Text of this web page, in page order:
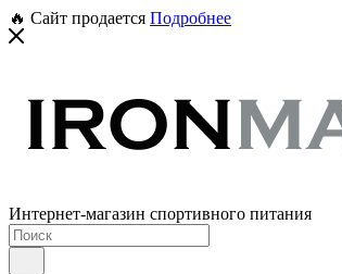
🔥 Сайт продается Подробнее
Интернет-магазин спортивного питания